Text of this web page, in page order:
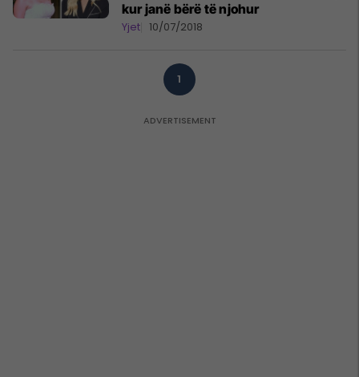
kur janë bërë të njohur
Yjet 10/07/2018
1